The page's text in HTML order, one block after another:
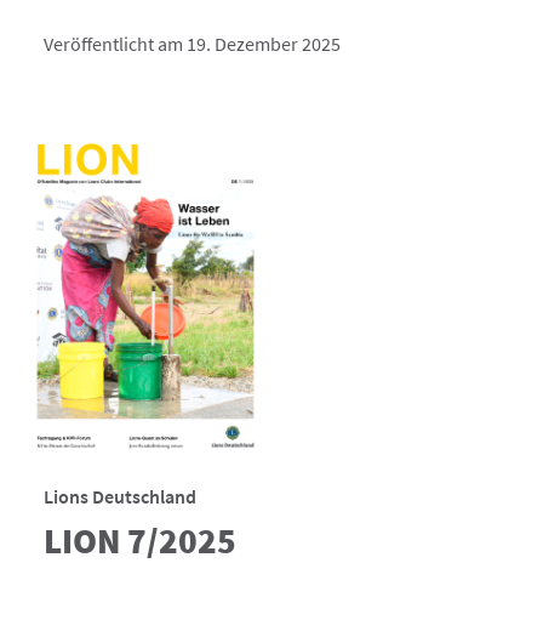
Veröffentlicht am 19. Dezember 2025
Lions Deutschland
LION 7/2025